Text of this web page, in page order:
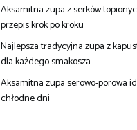
Aksamitna zupa z serków
przepis krok po kroku
Najlepsza tradycyjna zupa z
dla każdego smakosza
Aksamitna zupa serowo-porowa
chłodne dni